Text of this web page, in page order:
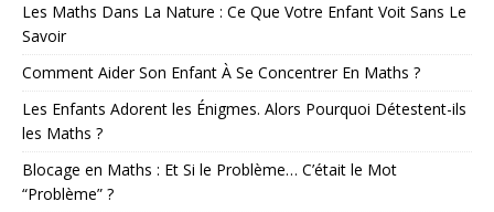
Les Maths Dans La Nature : Ce Que Votre Enfant Voit Sans Le
Savoir
Comment Aider Son Enfant À Se Concentrer En Maths ?
Les Enfants Adorent les Énigmes. Alors Pourquoi Détestent-ils
les Maths ?
Blocage en Maths : Et Si le Problème… C’était le Mot
“Problème” ?